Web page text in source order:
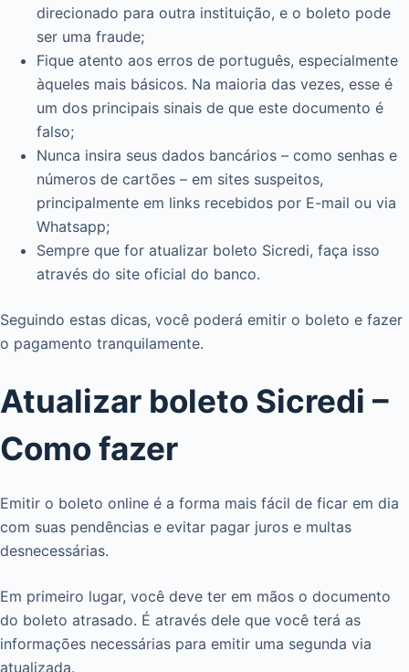
direcionado para outra instituição, e o boleto pode
ser uma fraude;
Fique atento aos erros de português, especialmente
àqueles mais básicos. Na maioria das vezes, esse é
um dos principais sinais de que este documento é
falso;
Nunca insira seus dados bancários – como senhas e
números de cartões – em sites suspeitos,
principalmente em links recebidos por E-mail ou via
Whatsapp;
Sempre que for atualizar boleto Sicredi, faça isso
através do site oficial do banco.
Seguindo estas dicas, você poderá emitir o boleto e fazer
o pagamento tranquilamente.
Atualizar boleto Sicredi –
Como fazer
Emitir o boleto online é a forma mais fácil de ficar em dia
com suas pendências e evitar pagar juros e multas
desnecessárias.
Em primeiro lugar, você deve ter em mãos o documento
do boleto atrasado. É através dele que você terá as
informações necessárias para emitir uma segunda via
atualizada.